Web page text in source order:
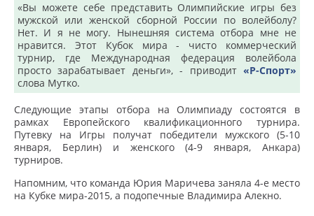
«Вы можете себе представить Олимпийские игры без
мужской или женской сборной России по волейболу?
Нет. И я не могу. Нынешняя система отбора мне не
нравится. Этот Кубок мира - чисто коммерческий
турнир, где Международная федерация волейбола
просто зарабатывает деньги», - приводит «Р-Спорт»
слова Мутко.
Следующие этапы отбора на Олимпиаду состоятся в
рамках Европейского квалификационного турнира.
Путевку на Игры получат победители мужского (5-10
января, Берлин) и женского (4-9 января, Анкара)
турниров.
Напомним, что команда Юрия Маричева заняла 4-е место
на Кубке мира-2015, а подопечные Владимира Алекно.